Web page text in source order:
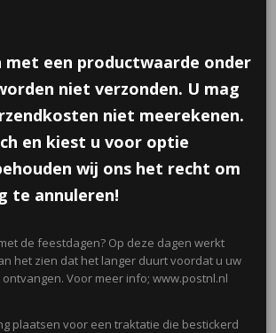
jaar neon, 10
21%)
5 werkdagen
met een productwaarde onder
niet verzonden. U mag
niet meerekenen.
en kiest u voor optie
wij ons het recht om
te annuleren!
de feestdagen? Op deze dagen werkt
het zien dat het langer duurt voordat u uw
Voor meer info; www.postnl.nl
plaatsen voor een traktatie die bestickerd